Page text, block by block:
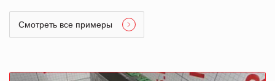
Смотреть все примеры